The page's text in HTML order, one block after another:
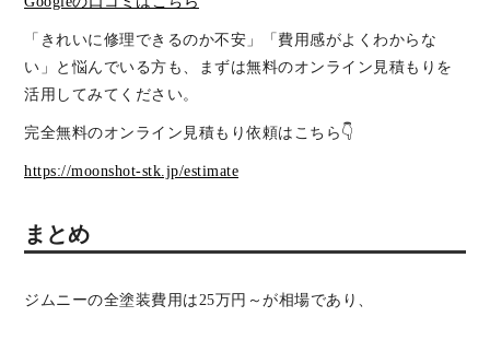
「きれいに修理できるのか不安」「費用感がよくわからな
い」と悩んでいる方も、まずは無料のオンライン見積もりを
活用してみてください。
完全無料のオンライン見積もり依頼はこちら👇
https://moonshot-stk.jp/estimate
まとめ
ジムニーの全塗装費用は25万円～が相場であり、